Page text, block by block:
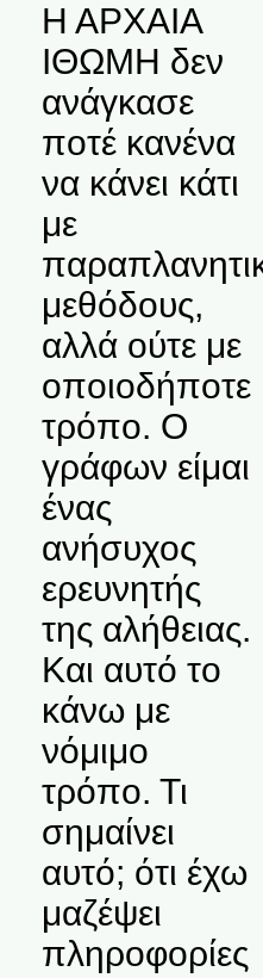
Η ΑΡΧΑΙΑ
ΙΘΩΜΗ δεν
ανάγκασε
ποτέ κανένα
να κάνει κάτι
με
μεθόδους,
αλλά ούτε με
οποιοδήποτε
τρόπο. Ο
γράφων είμαι
ένας
ανήσυχος
ερευνητής
της αλήθειας.
Και αυτό το
κάνω με
νόμιμο
τρόπο. Τι
σημαίνει
αυτό; ότι έχω
μαζέψει
πληροφορίες